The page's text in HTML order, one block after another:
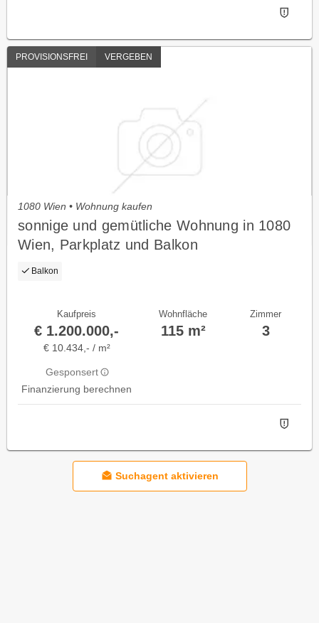
PROVISIONSFREI VERGEBEN
1080 Wien • Wohnung kaufen
sonnige und gemütliche Wohnung in 1080
Wien, Parkplatz und Balkon
Balkon
Kaufpreis
€ 1.200.000,-
€ 10.434,- / m²
Gesponsert
Finanzierung berechnen
Wohnfläche
115 m²
Zimmer
3
Suchagent aktivieren